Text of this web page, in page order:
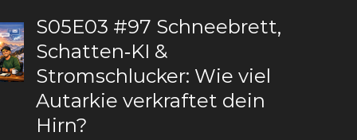
S05E03 #97 Schneebrett,
Schatten‑KI &
Stromschlucker: Wie viel
Autarkie verkraftet dein
Hirn?